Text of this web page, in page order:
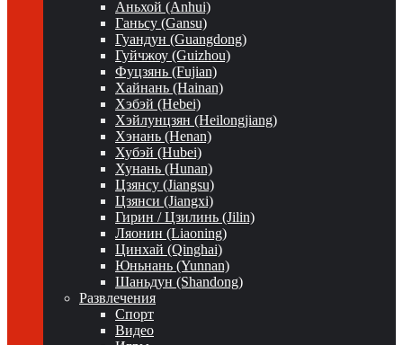
Аньхой (Anhui)
Ганьсу (Gansu)
Гуандун (Guangdong)
Гуйчжоу (Guizhou)
Фуцзянь (Fujian)
Хайнань (Hainan)
Хэбэй (Hebei)
Хэйлунцзян (Heilongjiang)
Хэнань (Henan)
Хубэй (Hubei)
Хунань (Hunan)
Цзянсу (Jiangsu)
Цзянси (Jiangxi)
Гирин / Цзилинь (Jilin)
Ляонин (Liaoning)
Цинхай (Qinghai)
Юньнань (Yunnan)
Шаньдун (Shandong)
Развлечения
Спорт
Видео